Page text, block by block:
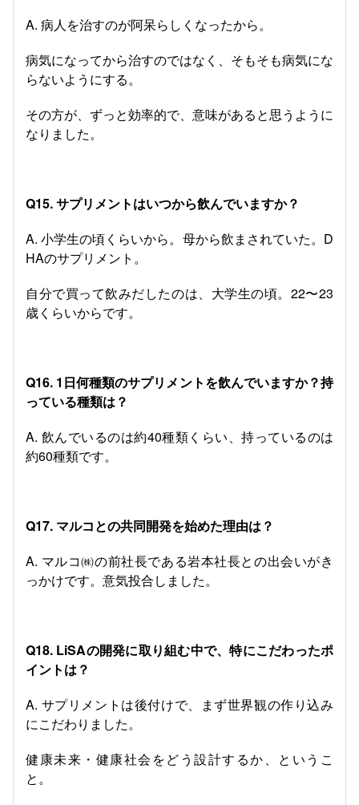
A. 病人を治すのが阿呆らしくなったから。
病気になってから治すのではなく、そもそも病気にな
らないようにする。
その方が、ずっと効率的で、意味があると思うように
なりました。
Q15. サプリメントはいつから飲んでいますか？
A. 小学生の頃くらいから。母から飲まされていた。D
HAのサプリメント。
自分で買って飲みだしたのは、大学生の頃。22〜23
歳くらいからです。
Q16. 1日何種類のサプリメントを飲んでいますか？持
っている種類は？
A. 飲んでいるのは約40種類くらい、持っているのは
約60種類です。
Q17. マルコとの共同開発を始めた理由は？
A. マルコ㈱の前社長である岩本社長との出会いがき
っかけです。意気投合しました。
Q18. LiSAの開発に取り組む中で、特にこだわったポ
イントは？
A. サプリメントは後付けで、まず世界観の作り込み
にこだわりました。
健康未来・健康社会をどう設計するか、というこ
と。